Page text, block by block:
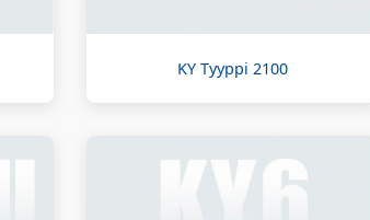
KY Tyyppi 2100